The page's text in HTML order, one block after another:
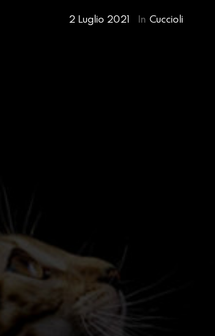
2 Luglio 2021
In Cuccioli